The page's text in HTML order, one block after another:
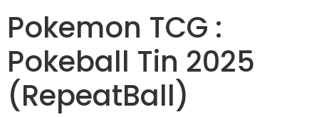
Pokemon TCG :
Pokeball Tin 2025
(RepeatBall)